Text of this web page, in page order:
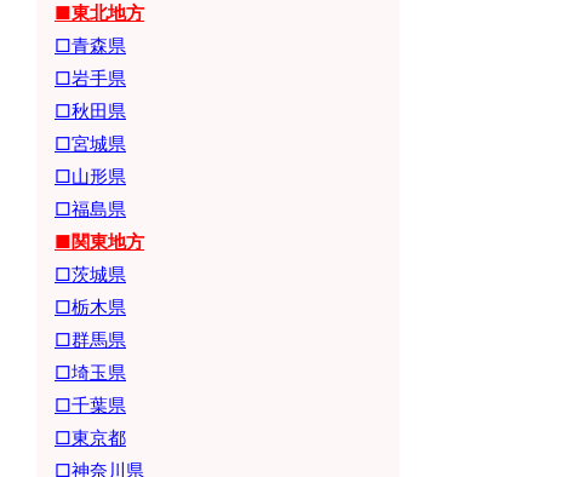
■東北地方
□青森県
□岩手県
□秋田県
□宮城県
□山形県
□福島県
■関東地方
□茨城県
□栃木県
□群馬県
□埼玉県
□千葉県
□東京都
□神奈川県